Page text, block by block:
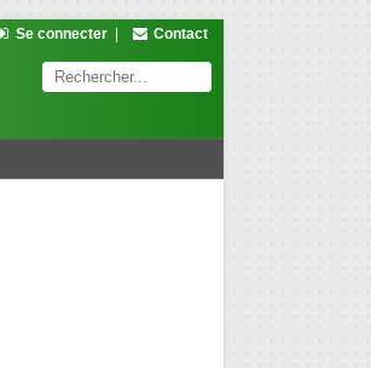
Se connecter Contact